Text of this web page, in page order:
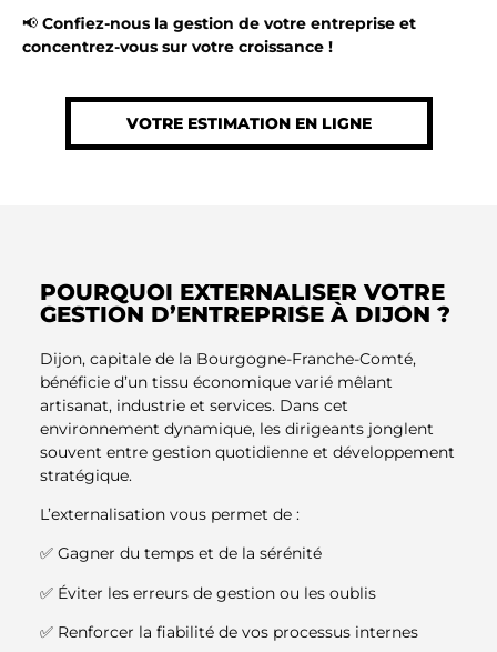
📢 Confiez-nous la gestion de votre entreprise et
concentrez-vous sur votre croissance !
VOTRE ESTIMATION EN LIGNE
POURQUOI EXTERNALISER VOTRE
GESTION D’ENTREPRISE À DIJON ?
Dijon, capitale de la Bourgogne-Franche-Comté,
bénéficie d’un tissu économique varié mêlant
artisanat, industrie et services. Dans cet
environnement dynamique, les dirigeants jonglent
souvent entre gestion quotidienne et développement
stratégique.
L’externalisation vous permet de :
✅ Gagner du temps et de la sérénité
✅ Éviter les erreurs de gestion ou les oublis
✅ Renforcer la fiabilité de vos processus internes